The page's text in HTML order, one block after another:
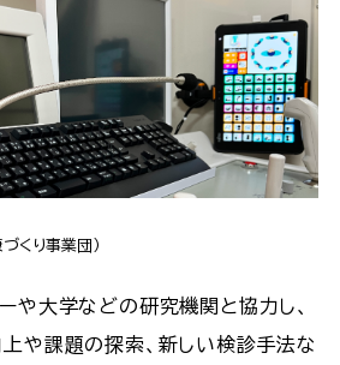
くり事業団）
や大学などの研究機関と協力し、
や課題の探索、新しい検診手法な